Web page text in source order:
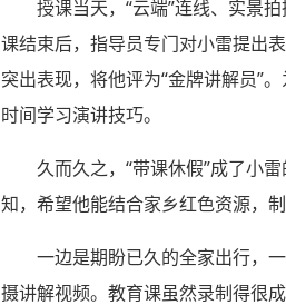
授课当天，“云端”连线、实景
课结束后，指导员专门对小雷提出
突出表现，将他评为“金牌讲解员”
时间学习演讲技巧。
久而久之，“带课休假”成了小
知，希望他能结合家乡红色资源，
一边是期盼已久的全家出行，
摄讲解视频。教育课虽然录制得很